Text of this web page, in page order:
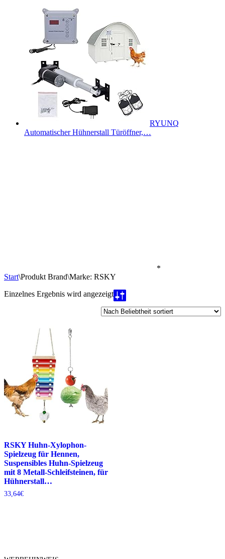
RYUNQ
Automatischer Hühnerstall Türöffner,…
*
Start\Produkt Brand\Marke: RSKY
Einzelnes Ergebnis wird angezeigt
RSKY Huhn-Xylophon-
Spielzeug für Hennen,
Suspensibles Huhn-Spielzeug
mit 8 Metall-Schleifsteinen, für
Hühnerstall…
33,64€